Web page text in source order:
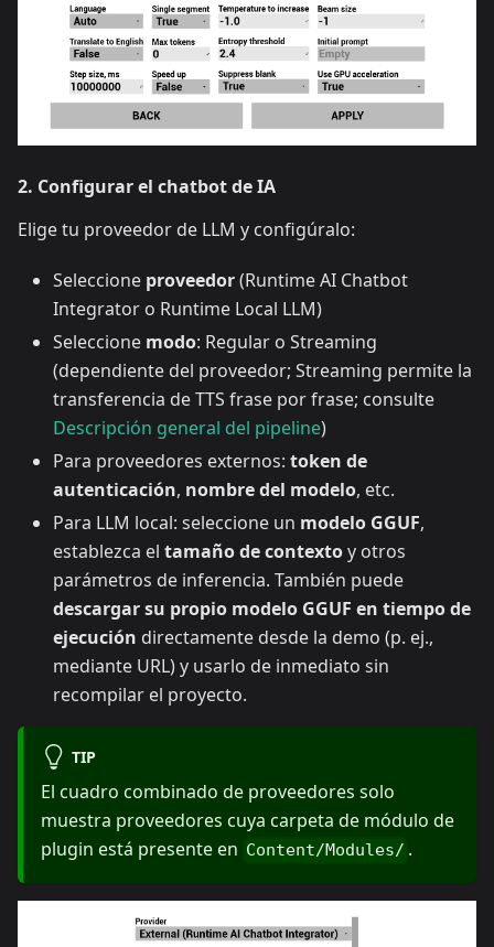
2. Configurar el chatbot de IA
Elige tu proveedor de LLM y configúralo:
Seleccione proveedor(Runtime AI Chatbot
Integrator o Runtime Local LLM)
Seleccione modo: Regular o Streaming
(dependiente del proveedor; Streaming permite la
transferencia de TTS frase por frase; consulte
Descripción general del pipeline)
Para proveedores externos: token de
autenticación, nombre del modelo, etc.
Para LLM local: seleccione un modelo GGUF,
establezca el tamaño de contextoy otros
parámetros de inferencia. También puede
descargar su propio modelo GGUF en tiempo de
ejecución directamente desde la demo (p. ej.,
mediante URL) y usarlo de inmediato sin
recompilar el proyecto.
TIP
El cuadro combinado de proveedores solo
muestra proveedores cuya carpeta de módulo de
plugin está presente en Content/Modules/ .